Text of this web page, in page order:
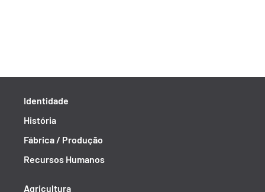
Identidade
História
Fábrica / Produção
Recursos Humanos
Agricultura